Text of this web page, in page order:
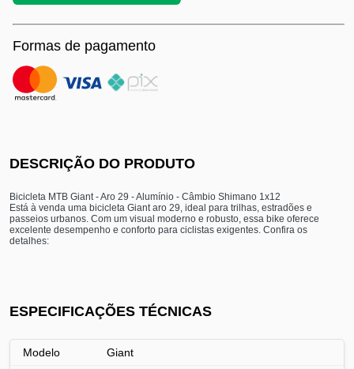
Formas de pagamento
DESCRIÇÃO DO PRODUTO
Bicicleta MTB Giant - Aro 29 - Alumínio - Câmbio Shimano 1x12
Está à venda uma bicicleta Giant aro 29, ideal para trilhas, estradões e
passeios urbanos. Com um visual moderno e robusto, essa bike oferece
excelente desempenho e conforto para ciclistas exigentes. Confira os
detalhes:
ESPECIFICAÇÕES TÉCNICAS
Modelo Giant